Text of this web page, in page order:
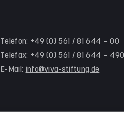
Telefon: +49 (0) 561 / 81 644 – 00
Telefax: +49 (0) 561 / 81 644 – 490
E-Mail: info@viva-stiftung.de